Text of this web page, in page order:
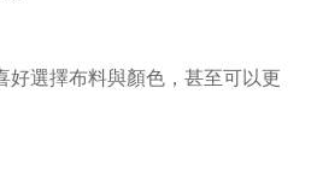
好選擇布料與顏色，甚至可以更